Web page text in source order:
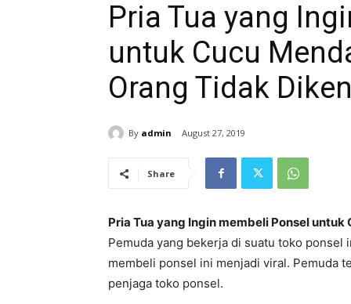
Pria Tua yang
untuk Cucu
Orang Tidak
By admin August 27, 2019
Share
Pria Tua yang Ingin membeli Ponsel
Pemuda yang bekerja di suatu toko
membeli ponsel ini menjadi viral. Pemuda
penjaga toko ponsel.